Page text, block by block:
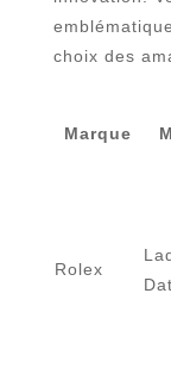
choix des
Marque
Rolex